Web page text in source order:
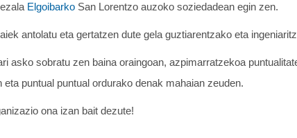
Elgoibarko San Lorentzo auzoko soziedadean egin zen.
antolatu eta gertatzen dute gela guztiarentzako eta
asko sobratu zen baina oraingoan, azpimarratzekoa
eta puntual puntual ordurako denak mahaian zeuden.
ona izan bait dezute!